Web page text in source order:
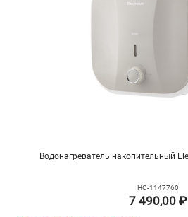
Водонагреватель накопительный
НС-1147760
7 490,00 ₽